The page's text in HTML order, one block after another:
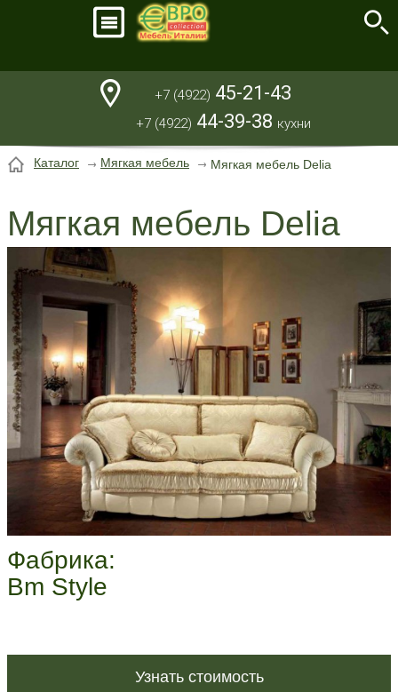
+7 (4922) 45-21-43
+7 (4922) 44-39-38 кухни
Каталог Мягкая мебель Мягкая мебель Delia
Мягкая мебель Delia
Фабрика:
Bm Style
Узнать стоимость